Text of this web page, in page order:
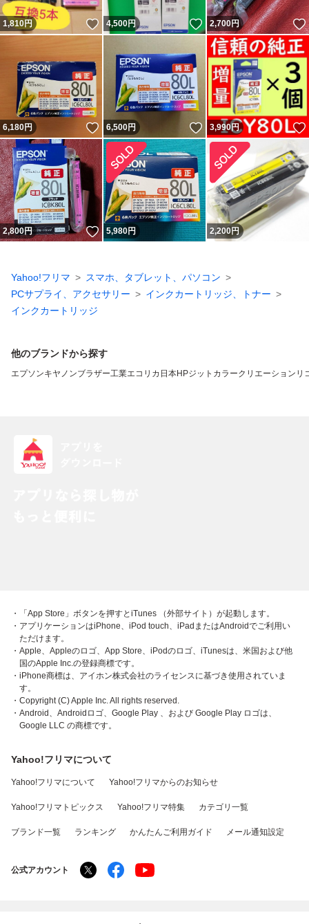
1,810円 いいね！
4,500円 いいね！
2,700円
6,180円 いいね！
6,500円 いいね！
3,990円
2,800円 いいね！
5,980円 2,200円
Yahoo!フリマ
スマホ、タブレット、パソコン
PCサプライ、アクセサリー
インクカートリッジ、トナー
インクカートリッジ
他のブランドから探す
エプソンキヤノンブラザー工業エコリカ 日本HPジット カラークリエーション リ
・「App Store」ボタンを押すとiTunes （外部サイト）が起動します。
・アプリケーションはiPhone、iPod touch、iPadまたはAndroidでご利用い
ただけます。
・Apple、Appleのロゴ、App Store、iPodのロゴ、iTunesは、米国および他
国のApple Inc.の登録商標です。
・iPhone商標は、アイホン株式会社のライセンスに基づき使用されていま
す。
・Copyright (C) Apple Inc. All rights reserved.
・Android、Androidロゴ、Google Play 、および Google Play ロゴは、
Google LLC の商標です。
Yahoo!フリマについて
Yahoo!フリマについて Yahoo!フリマからのお知らせ
Yahoo!フリマトピックス Yahoo!フリマ特集 カテゴリ一覧
ブランド一覧 ランキング かんたんご利用ガイド メール通知設定
公式アカウント